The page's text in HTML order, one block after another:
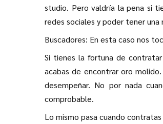
studio. Pero valdría la pena si
redes sociales y poder tener una
Buscadores: En esta caso nos
Si tienes la fortuna de
acabas de encontrar oro
desempeñar. No por nada
comprobable.
Lo mismo pasa cuando